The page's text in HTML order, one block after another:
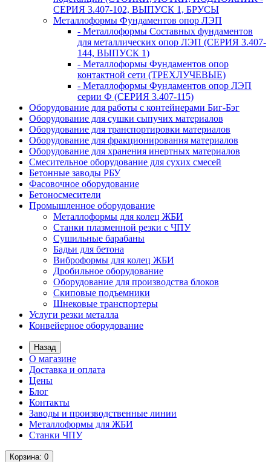
СЕРИЯ 3.407-102, ВЫПУСК 1, БРУСЫ
Металлоформы Фундаментов опор ЛЭП
- Металлоформы Составных фундаментов
для металлических опор ЛЭП (СЕРИЯ 3.407-
144, ВЫПУСК 1)
- Металлоформы Фундаментов опор
контактной сети (ТРЕХЛУЧЕВЫЕ)
- Металлоформы Фундаментов опор ЛЭП
серии Ф (СЕРИЯ 3.407-115)
Оборудование для работы с контейнерами Биг-Бэг
Оборудование для сушки сыпучих материалов
Оборудование для транспортировки материалов
Оборудование для фракционирования материалов
Оборудование для хранения инертных материалов
Смесительное оборудование для сухих смесей
Бетонные заводы РБУ
Фасовочное оборудование
Бетоносмесители
Промышленное оборудование
Металлоформы для колец ЖБИ
Станки плазменной резки с ЧПУ
Сушильные барабаны
Бадьи для бетона
Виброформы для колец ЖБИ
Дробильное оборудование
Оборудование для производства блоков
Скиповые подъемники
Шнековые транспортеры
Услуги резки металла
Конвейерное оборудование
Назад
О магазине
Доставка и оплата
Цены
Блог
Контакты
Заводы и производственные линии
Металлоформы для ЖБИ
Станки ЧПУ
Корзина: 0